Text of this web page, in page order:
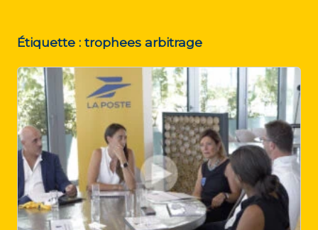
Étiquette : trophees arbitrage